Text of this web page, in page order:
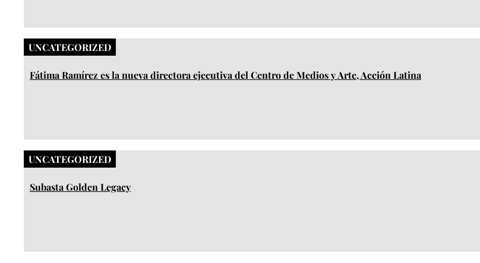
UNCATEGORIZED
Fátima Ramírez es la nueva directora ejecutiva del Centro de Medios y Arte, Acción Latina
UNCATEGORIZED
Subasta Golden Legacy